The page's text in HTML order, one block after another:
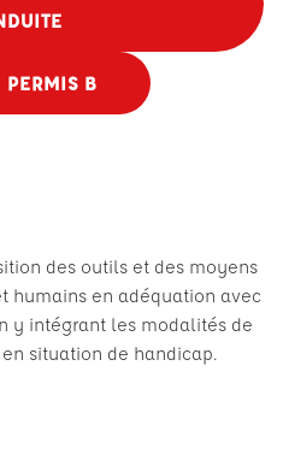
PERMIS B
des outils et des moyens
humains en adéquation avec
y intégrant les modalités de
situation de handicap.